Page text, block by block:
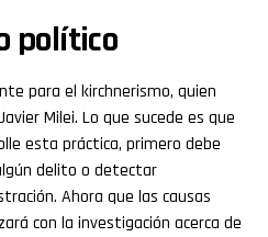
político
para el kirchnerismo, quien
Milei. Lo que sucede es que
esta práctica, primero debe
delito o detectar
Ahora que las causas
con la investigación acerca de